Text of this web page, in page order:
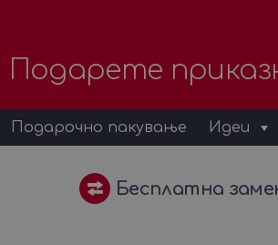
Подарете
Подарочно пакување Идеи
Бесплатна